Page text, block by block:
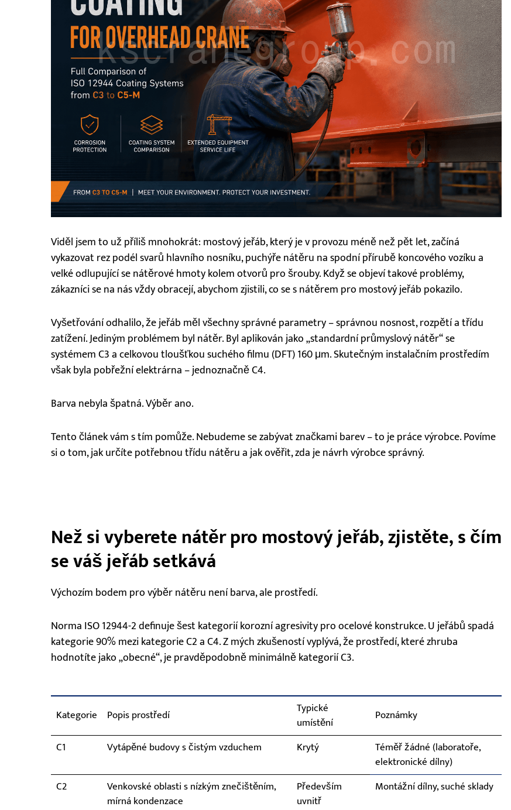
Viděl jsem to už příliš mnohokrát: mostový jeřáb, který je v provozu méně než pět let, začíná
vykazovat rez podél svarů hlavního nosníku, puchýře nátěru na spodní přírubě koncového vozíku a
velké odlupující se nátěrové hmoty kolem otvorů pro šrouby. Když se objeví takové problémy,
zákazníci se na nás vždy obracejí, abychom zjistili, co se s nátěrem pro mostový jeřáb pokazilo.
Vyšetřování odhalilo, že jeřáb měl všechny správné parametry – správnou nosnost, rozpětí a třídu
zatížení. Jediným problémem byl nátěr. Byl aplikován jako „standardní průmyslový nátěr“ se
systémem C3 a celkovou tloušťkou suchého filmu (DFT) 160 μm. Skutečným instalačním prostředím
však byla pobřežní elektrárna – jednoznačně C4.
Barva nebyla špatná. Výběr ano.
Tento článek vám s tím pomůže. Nebudeme se zabývat značkami barev – to je práce výrobce. Povíme
si o tom, jak určíte potřebnou třídu nátěru a jak ověřit, zda je návrh výrobce správný.
Než si vyberete nátěr pro mostový jeřáb, zjistěte, s čím
se váš jeřáb setkává
Výchozím bodem pro výběr nátěru není barva, ale prostředí.
Norma ISO 12944-2 definuje šest kategorií korozní agresivity pro ocelové konstrukce. U jeřábů spadá
kategorie 90% mezi kategorie C2 a C4. Z mých zkušeností vyplývá, že prostředí, které zhruba
hodnotíte jako „obecné“, je pravděpodobně minimálně kategorií C3.
Kategorie Popis prostředí
Typické
umístění
Poznámky
C1
Vytápěné budovy s čistým vzduchem Krytý
Téměř žádné (laboratoře,
elektronické dílny)
C2
Venkovské oblasti s nízkým znečištěním,
mírná kondenzace
Především
uvnitř
Montážní dílny, suché sklady